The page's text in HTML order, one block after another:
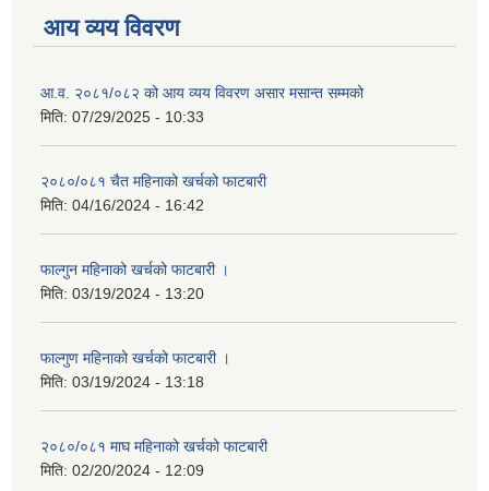
आय व्यय विवरण
आ.व. २०८१/०८२ को आय व्यय विवरण असार मसान्त सम्मको
मिति: 07/29/2025 - 10:33
२०८०/०८१ चैत महिनाको खर्चको फाटबारी
मिति: 04/16/2024 - 16:42
फाल्गुन महिनाको खर्चको फाटबारी ।
मिति: 03/19/2024 - 13:20
फाल्गुण महिनाको खर्चको फाटबारी ।
मिति: 03/19/2024 - 13:18
२०८०/०८१ माघ महिनाको खर्चको फाटबारी
मिति: 02/20/2024 - 12:09